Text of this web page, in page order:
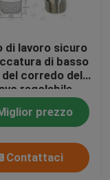
di lavoro sicuro
di basso
corredo del
regolabile
20KG
prezzo
Contattaci